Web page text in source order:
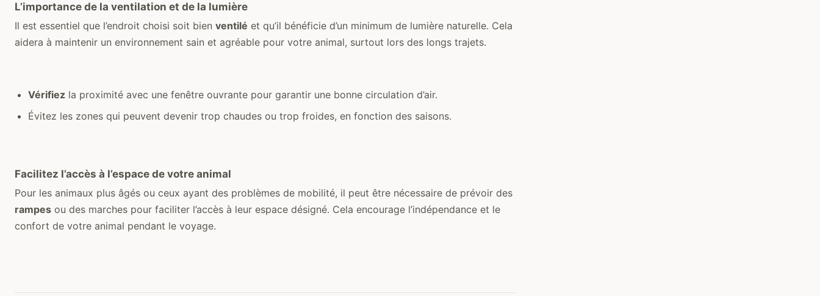
L’importance de la ventilation et de la lumière
Il est essentiel que l’endroit choisi soit bien ventilé et qu’il bénéficie d’un minimum de lumière naturelle. Cela
aidera à maintenir un environnement sain et agréable pour votre animal, surtout lors des longs trajets.
Vérifiez la proximité avec une fenêtre ouvrante pour garantir une bonne circulation d’air.
Évitez les zones qui peuvent devenir trop chaudes ou trop froides, en fonction des saisons.
Facilitez l’accès à l’espace de votre animal
Pour les animaux plus âgés ou ceux ayant des problèmes de mobilité, il peut être nécessaire de prévoir des
rampes ou des marches pour faciliter l’accès à leur espace désigné. Cela encourage l’indépendance et le
confort de votre animal pendant le voyage.